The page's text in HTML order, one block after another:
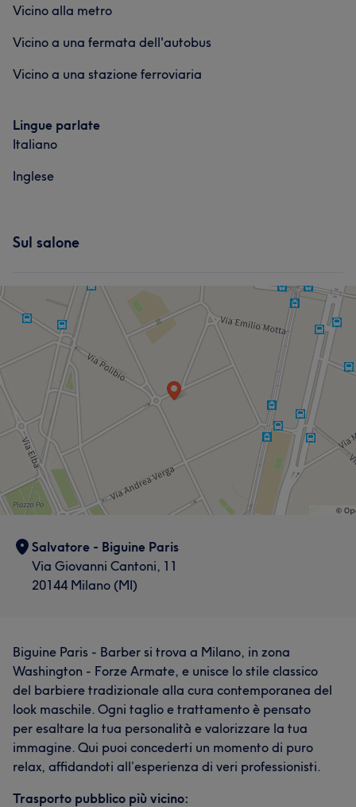
Vicino alla metro
Vicino a una fermata dell'autobus
Vicino a una stazione ferroviaria
Lingue parlate
Italiano
Inglese
Sul salone
Salvatore - Biguine Paris
Via Giovanni Cantoni, 11
20144 Milano (MI)
Biguine Paris - Barber si trova a Milano, in zona
Washington - Forze Armate, e unisce lo stile classico
del barbiere tradizionale alla cura contemporanea del
look maschile. Ogni taglio e trattamento è pensato
per esaltare la tua personalità e valorizzare la tua
immagine. Qui puoi concederti un momento di puro
relax, affidandoti all’esperienza di veri professionisti.
Trasporto pubblico più vicino: